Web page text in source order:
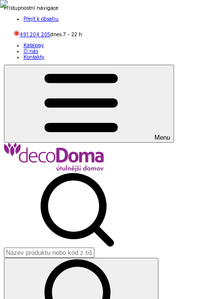
Přístupnostní navigace
Přejít k obsahu
491 204 205dnes 7 - 22 h
Katalogy
O nás
Kontakty
Menu